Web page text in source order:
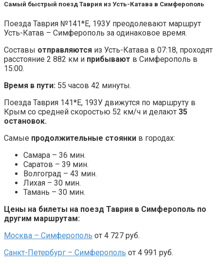
Самый быстрый поезд Таврия из Усть-Катава в Симферополь
Поезда Таврия №141*Е, 193У преодолевают маршрут
Усть-Катав – Симферополь за одинаковое время.
Составы отправляются из Усть-Катава в 07:18, проходят
расстояние 2 882 км и прибывают в Симферополь в
15:00.
Время в пути: 55 часов 42 минуты.
Поезда Таврия 141*Е, 193У движутся по маршруту в
Крым со средней скоростью 52 км/ч и делают 35
остановок.
Самые продолжительные стоянки в городах:
Самара – 36 мин.
Саратов – 39 мин.
Волгоград – 43 мин.
Лихая – 30 мин.
Тамань – 30 мин.
Цены на билеты на поезд Таврия в Симферополь по
другим маршрутам:
Москва – Симферополь от 4 727 руб.
Санкт-Петербург – Симферополь от 4 991 руб.